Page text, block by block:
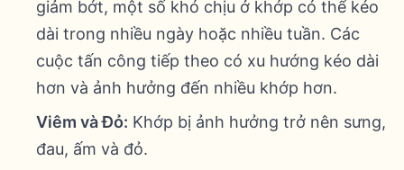
giảm bớt, một số khó chịu ở khớp có thể kéo
dài trong nhiều ngày hoặc nhiều tuần. Các
cuộc tấn công tiếp theo có xu hướng kéo dài
hơn và ảnh hưởng đến nhiều khớp hơn.
Viêm và Đỏ: Khớp bị ảnh hưởng trở nên sưng,
đau, ấm và đỏ.